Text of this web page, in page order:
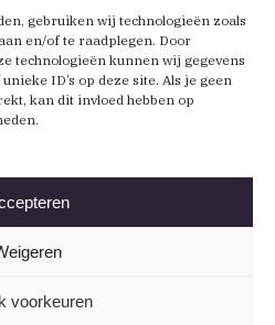
gebruiken wij technologieën zoals
en/of te raadplegen. Door
technologieën kunnen wij gegevens
ID’s op deze site. Als je geen
kan dit invloed hebben op
voorkeuren